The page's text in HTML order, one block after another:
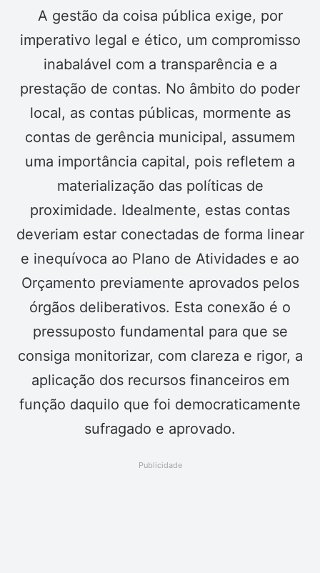
A gestão da coisa pública exige, por
imperativo legal e ético, um compromisso
inabalável com a transparência e a
prestação de contas. No âmbito do poder
local, as contas públicas, mormente as
contas de gerência municipal, assumem
uma importância capital, pois refletem a
materialização das políticas de
proximidade. Idealmente, estas contas
deveriam estar conectadas de forma linear
e inequívoca ao Plano de Atividades e ao
Orçamento previamente aprovados pelos
órgãos deliberativos. Esta conexão é o
pressuposto fundamental para que se
consiga monitorizar, com clareza e rigor, a
aplicação dos recursos financeiros em
função daquilo que foi democraticamente
sufragado e aprovado.
Publicidade